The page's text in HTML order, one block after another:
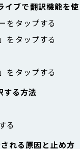
ブで翻訳機能を
をタップする
をタップする
をタップする
る方法
る
れる原因と止め方